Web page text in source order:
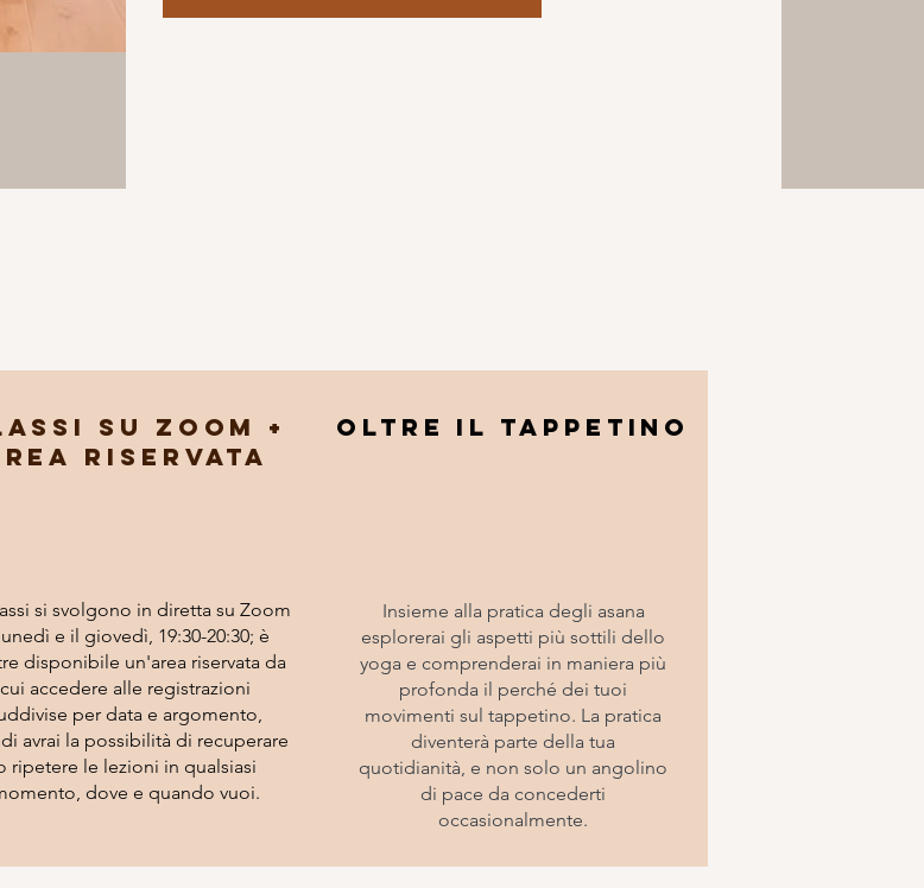
su zoom +
riservata
si svolgono in diretta su Zoom
e il giovedì, 19:30-20:30; è
disponibile un'area riservata da
cui accedere alle registrazioni
per data e argomento,
avrai la possibilità di recuperare
ripetere le lezioni in qualsiasi
dove e quando vuoi.
oltre il tappetino
Insieme alla pratica degli asana
esplorerai gli aspetti più sottili dello
yoga e comprenderai in maniera più
profonda il perché dei tuoi
movimenti sul tappetino. La pratica
diventerà parte della tua
quotidianità, e non solo un angolino
di pace da concederti
occasionalmente.